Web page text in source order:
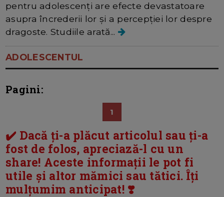
pentru adolescenți are efecte devastatoare
asupra încrederii lor și a percepției lor despre
dragoste. Studiile arată...
ADOLESCENTUL
Pagini:
1
✔️ Dacă ți-a plăcut articolul sau ți-a
fost de folos, apreciază-l cu un
share! Aceste informații le pot fi
utile și altor mămici sau tătici. Îți
mulțumim anticipat! ❣️